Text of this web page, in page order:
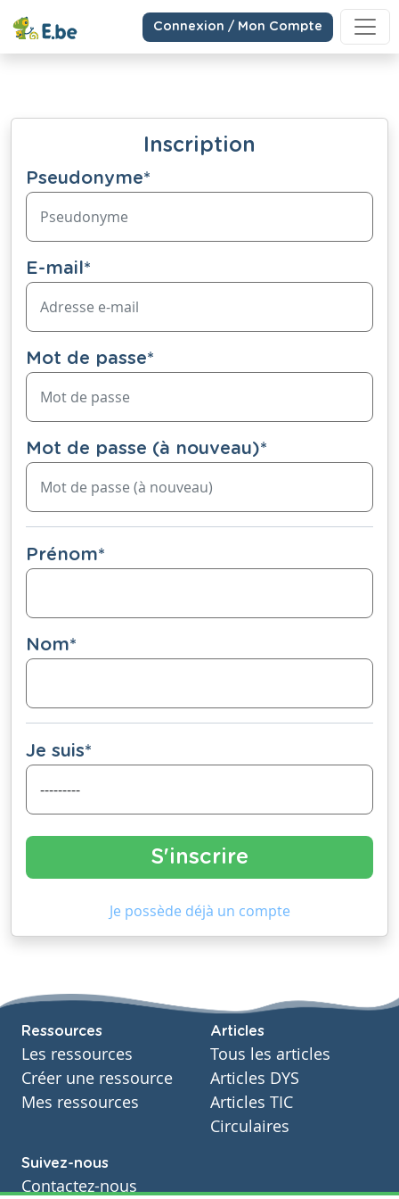
Connexion / Mon Compte
Inscription
Pseudonyme*
E-mail*
Mot de passe*
Mot de passe (à nouveau)*
Prénom*
Nom*
Je suis*
Je possède déjà un compte
Ressources
Les ressources
Créer une ressource
Mes ressources
Articles
Tous les articles
Articles DYS
Articles TIC
Circulaires
Suivez-nous
Contactez-nous